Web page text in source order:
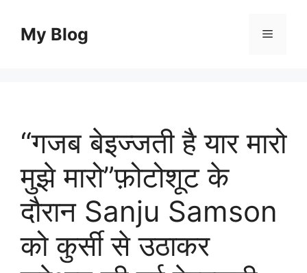
contentMy Blog Menu
“गजब बेइज्जती है यार मारो
मुझे मारो”फ़ोटोशूट के
दौरान Sanju Samson
को कुर्सी से उठाकर